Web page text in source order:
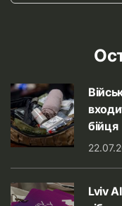
бійця
Lviv